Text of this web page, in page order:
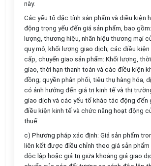
này.
Các yếu tố đặc tính sản phẩm và điều kiện
động trọng yếu đến giá sản phẩm, bao
lượng, thương hiệu, nhãn hiệu thương mại
quy mô, khối lượng giao dịch; các điều kiện
cấp, chuyển giao sản phẩm: Khối lượng,
giao, thời hạn thanh toán và các điều kiện
đồng; quyền phân phối, tiêu thụ hàng hóa, d
có ảnh hưởng đến giá trị kinh tế và thị
giao dịch và các yếu tố khác tác động đến
điều kiện kinh tế và chức năng hoạt động
thuế.
c) Phương pháp xác định: Giá sản phẩm
liên kết được điều chỉnh theo giá sản
độc lập hoặc giá trị giữa khoảng giá giao